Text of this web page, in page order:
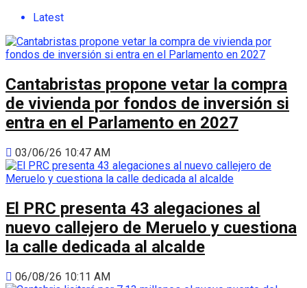
Latest
Cantabristas propone vetar la compra
de vivienda por fondos de inversión si
entra en el Parlamento en 2027
03/06/26 10:47 AM
El PRC presenta 43 alegaciones al
nuevo callejero de Meruelo y cuestiona
la calle dedicada al alcalde
06/08/26 10:11 AM